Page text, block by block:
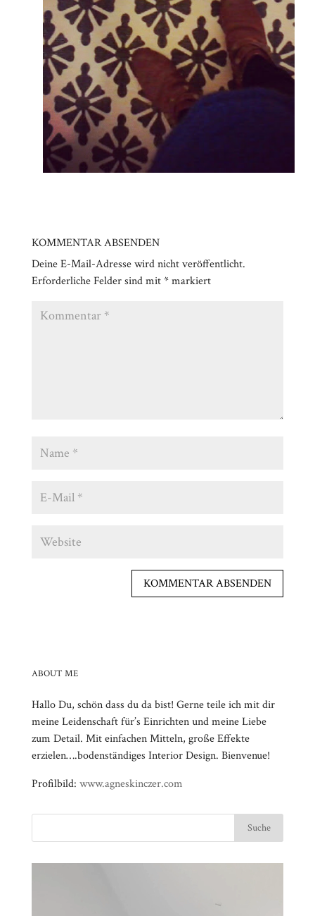
KOMMENTAR ABSENDEN
Deine E-Mail-Adresse wird nicht veröffentlicht.
Erforderliche Felder sind mit*markiert
ABOUT ME
Hallo Du, schön dass du da bist! Gerne teile ich mit dir
meine Leidenschaft für’s Einrichten und meine Liebe
zum Detail. Mit einfachen Mitteln, große Effekte
erzielen….bodenständiges Interior Design. Bienvenue!
Profilbild: www.agneskinczer.com